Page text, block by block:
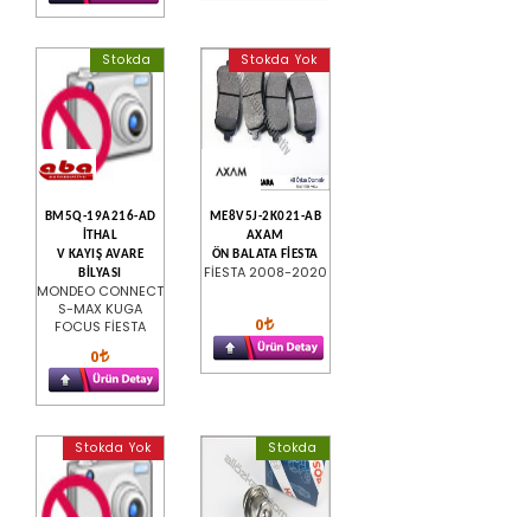
Stokda
BM5Q-19A216-AD
İTHAL
V KAYIŞ AVARE
BİLYASI
MONDEO CONNECT
S-MAX KUGA
FOCUS FİESTA
0
Stokda Yok
ME8V5J-2K021-AB
AXAM
ÖN BALATA FİESTA
FİESTA 2008-2020
0
Stokda Yok Stokda